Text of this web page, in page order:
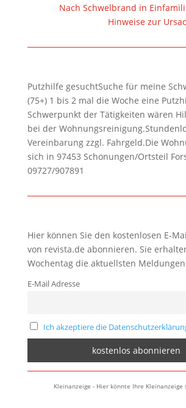
Nach Schwelbrand in
Hinweise zur
Putzhilfe gesuchtSuche für meine
(75+) 1 bis 2 mal die Woche eine
Schwerpunkt der Tätigkeiten wären
bei der
Vereinbarung zzgl. Fahrgeld.Die
sich in 97453 Schonungen/Ortsteil
09727/907891
Hier können Sie den kostenlosen E-
von revista.de abonnieren. Sie
Wochentag die aktuellsten
E-Mail Adresse
Ich akzeptiere die
Kleinanzeige - Hier könnte Ihre Kleinanzeige